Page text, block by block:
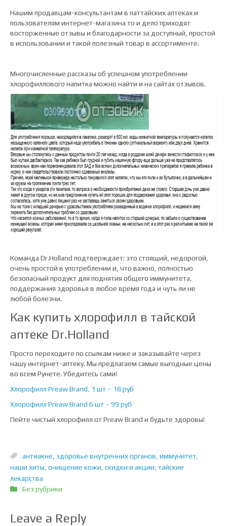
Нашим продавцам-консультантам в паттайских аптеках и
пользователям интернет-магазина то и дело приходят
восторженные отзывы и благодарности за доступный, простой
в использовании и такой полезный товар в ассортименте.
Многочисленные рассказы об успешном употреблении
хлорофиллового напитка можно найти и на сайтах отзывов.
Команда Dr.Holland подтверждает: это стоящий, недорогой,
очень простой в употреблении и, что важно, полностью
безопасный продукт для поднятия общего иммунитета,
поддержания здоровья в любое время года и чуть ли не
любой болезни.
Как купить хлорофилл в тайской
аптеке Dr.Holland
Просто переходите по ссылкам ниже и заказывайте через
нашу интернет-аптеку. Мы предлагаем самые выгодные цены
во всем Рунете. Убедитесь сами!
Хлорофилл Preaw Brand, 1 шт – 18 руб
Хлорофилл Preaw Brand 6 шт – 99 руб
Пейте чистый хлорофилл от Preaw Brand и будьте здоровы!
антиакне здоровье внутренних органов иммунитет
наши хиты очищение кожи скидки и акции тайские
лекарства
Без рубрики
Leave a Reply